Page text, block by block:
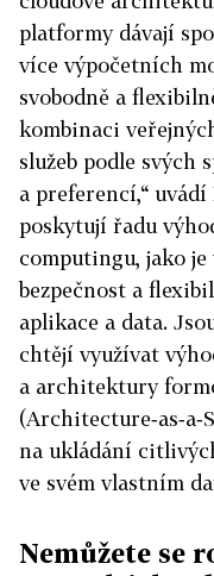
platformy dávají
více výpočetních
svobodně a
kombinaci
služeb podle svých
a preferencí,“
poskytují řadu
computingu, jako
bezpečnost a
aplikace a data.
chtějí využívat
a architektury
na ukládání
ve svém vlastním
Nemůžete se